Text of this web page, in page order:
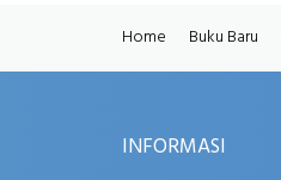
Home Buku Baru
INFORMASI